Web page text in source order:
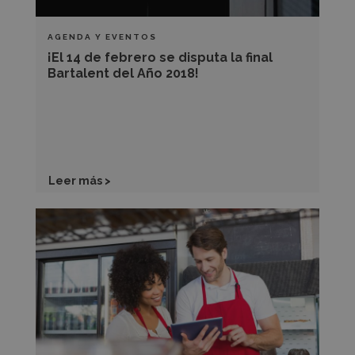
AGENDA Y EVENTOS
¡El 14 de febrero se disputa la final
Bartalent del Año 2018!
del
Año
2018!
Leer más >
Bartalent
Lab:
la
herramienta
que
te
acerca